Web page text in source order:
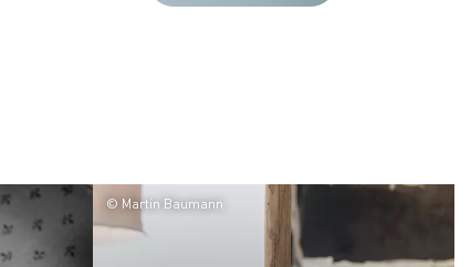
© Martin Baumann